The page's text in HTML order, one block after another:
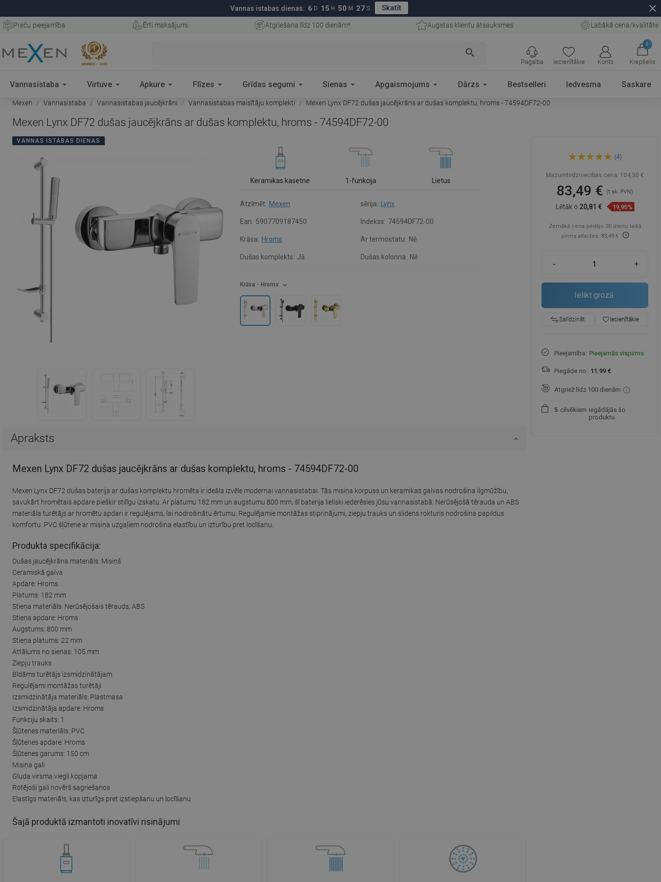
Vannas istabas dienas: 6 D 15 H 50 M 26 S Skatīt close
Preču pieejamība Ērti maksājumi Atgriešana līdz 100 dienām* Augstas klientu atsauksmes Labākā cena/kvalitāte
search
Iecienītākie Konts
0
Krepšelis
Pagalba
Vannasistaba Virtuve Apkure Flīzes Grīdas segumi Sienas Apgaismojums Dārzs Bestselleri Iedvesma Saskare
Mexen Vannasistaba Vannasistabas jaucējkrāni Vannasistabas maisītāju komplekti Mexen Lynx DF72 dušas jaucējkrāns ar dušas komplektu, hroms - 74594DF72-00
Mexen Lynx DF72 dušas jaucējkrāns ar dušas komplektu, hroms - 74594DF72-00
VANNAS ISTABAS DIENAS
Keramikas kasetne 1-funkcija Lietus
Atzīmēt: Mexen sērija: Lynx
Ean: 5907709187450 Indekss: 74594DF72-00
Krāsa: Hroms Ar termostatu: Nē
Dušas komplekts: Jā Dušas kolonna: Nē
Krāsa - Hroms
Apraksts
Mexen Lynx DF72 dušas jaucējkrāns ar dušas komplektu, hroms - 74594DF72-00
Mexen Lynx DF72 dušas baterija ar dušas komplektu hromēta ir ideāla izvēle modernai vannasistabai. Tās misiņa korpuss un keramikas galvas nodrošina ilgmūžību,
savukārt hromētais apdare piešķir stilīgu izskatu. Ar platumu 182 mm un augstumu 800 mm, šī baterija lieliski iederēsies jūsu vannasistabā. Nerūsējošā tērauda un ABS
materiāla turētājs ar hromētu apdari ir regulējams, lai nodrošinātu ērtumu. Regulējamie montāžas stiprinājumi, ziepju trauks un slidens rokturis nodrošina papildus
komfortu. PVC šļūtene ar misiņa uzgaļiem nodrošina elastību un izturību pret locīšanu.
Produkta specifikācija:
Dušas jaucējkrāna materiāls: Misiņš
Ceramiskā galva
Apdare: Hroms
Platums: 182 mm
Stieņa materiāls: Nerūsējošais tērauds, ABS
Stieņa apdare: Hroms
Augstums: 800 mm
Stieņa platums: 22 mm
Attālums no sienas: 105 mm
Ziepju trauks
Bīdāms turētājs izsmidzinātājam
Regulējami montāžas turētāji
Izsmidzinātāja materiāls: Plastmasa
Izsmidzinātāja apdare: Hroms
Funkciju skaits: 1
Šļūtenes materiāls: PVC
Šļūtenes apdare: Hroms
Šļūtenes garums: 150 cm
Misiņa gali
Gluda virsma viegli kopjama
Rotējoši gali novērš sagriešanos
Elastīgs materiāls, kas izturīgs pret izstiepšanu un locīšanu
Šajā produktā izmantoti inovatīvi risinājumi
jaucējkrāns ar dušas
74594DF72-00
(4)
Mazumtirdzniecības cena: 104,30 €
83,49 €(t.sk. PVN)
Lētāk o 20,81 € 19,95%
Zemākā cena pēdējo 30 dienu laikā
pirms atlaides: 83,49 €
- +
Ielikt grozā
Salīdzināt favorite_borderIecienītākie
Pieejamība: Pieejamās vispirms
Piegāde no: 11.99 €
Atgriež līdz 100 dienām
5 cilvēkiem iegādājās šo
produktu.